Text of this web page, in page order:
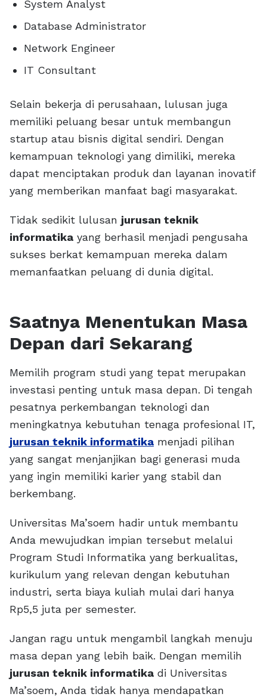
System Analyst
Database Administrator
Network Engineer
IT Consultant
Selain bekerja di perusahaan, lulusan juga
memiliki peluang besar untuk membangun
startup atau bisnis digital sendiri. Dengan
kemampuan teknologi yang dimiliki, mereka
dapat menciptakan produk dan layanan inovatif
yang memberikan manfaat bagi masyarakat.
Tidak sedikit lulusan jurusan teknik
informatika yang berhasil menjadi pengusaha
sukses berkat kemampuan mereka dalam
memanfaatkan peluang di dunia digital.
Saatnya Menentukan Masa
Depan dari Sekarang
Memilih program studi yang tepat merupakan
investasi penting untuk masa depan. Di tengah
pesatnya perkembangan teknologi dan
meningkatnya kebutuhan tenaga profesional IT,
jurusan teknik informatika menjadi pilihan
yang sangat menjanjikan bagi generasi muda
yang ingin memiliki karier yang stabil dan
berkembang.
Universitas Ma’soem hadir untuk membantu
Anda mewujudkan impian tersebut melalui
Program Studi Informatika yang berkualitas,
kurikulum yang relevan dengan kebutuhan
industri, serta biaya kuliah mulai dari hanya
Rp5,5 juta per semester.
Jangan ragu untuk mengambil langkah menuju
masa depan yang lebih baik. Dengan memilih
jurusan teknik informatika di Universitas
Ma’soem, Anda tidak hanya mendapatkan